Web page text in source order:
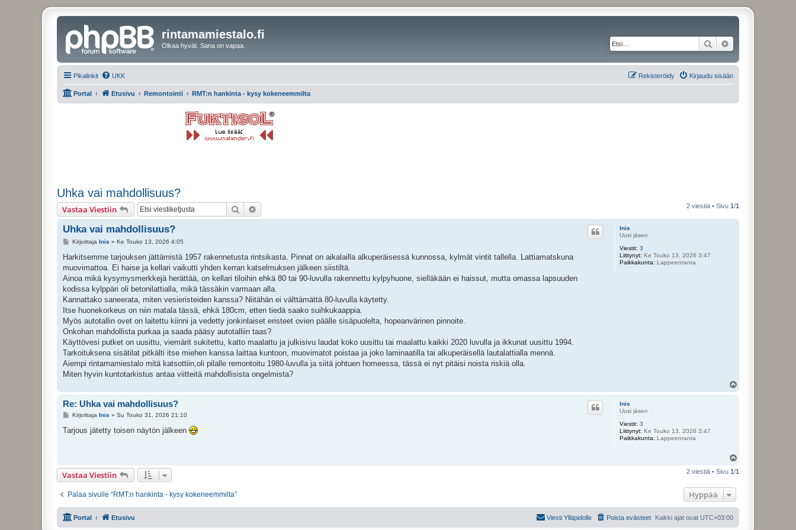
rintamamiestalo.fi
Olkaa hyvät. Sana on vapaa. Etsi
Pikalinkit UKK Kirjaudu sisään
Rekisteröidy
Portal Etusivu Remontointi RMT:n hankinta - kysy kokeneemmilta
Uhka vai mahdollisuus?
Vastaa Viestiin Etsi 2 viestiä • Sivu 1/1
Inis
Uusi jäsen
Viestit: 3
Liittynyt: Ke Touko 13, 2026 3:47
Paikkakunta: Lappeenranta
Uhka vai mahdollisuus?
V
e
t
i
Kirjoittaja Inis » Ke Touko 13, 2026 4:05
Harkitsemme tarjouksen jättämistä 1957 rakennetusta rintsikasta. Pinnat on aikalailla alkuperäisessä kunnossa, kylmät vintit tallella. Lattiamatskuna
muovimattoa. Ei haise ja kellari vaikutti yhden kerran katselmuksen jälkeen siistiltä.
Ainoa mikä kysymysmerkkejä herättää, on kellari tiloihin ehkä 80 tai 90-luvulla rakennettu kylpyhuone, sielläkään ei haissut, mutta omassa lapsuuden
kodissa kylppäri oli betonilattialla, mikä tässäkin varmaan alla.
Kannattako saneerata, miten vesieristeiden kanssa? Niitähän ei välttämättä 80-luvulla käytetty.
Itse huonekorkeus on niin matala tässä, ehkä 180cm, etten tiedä saako suihkukaappia.
Myös autotallin ovet on laitettu kiinni ja vedetty jonkinlaiset eristeet ovien päälle sisäpuolelta, hopeanvärinen pinnoite.
Onkohan mahdollista purkaa ja saada pääsy autotalliin taas?
Käyttövesi putket on uusittu, viemärit sukitettu, katto maalattu ja julkisivu laudat koko uusittu tai maalattu kaikki 2020 luvulla ja ikkunat uusittu 1994.
Tarkoituksena sisätilat pitkälti itse miehen kanssa laittaa kuntoon, muovimatot poistaa ja joko laminaatilla tai alkuperäisellä lautalattialla mennä.
Aiempi rintamamiestalo mitä katsottiin,oli pilalle remontoitu 1980-luvulla ja siitä johtuen homeessa, tässä ei nyt pitäisi noista riskiä olla.
Miten hyvin kuntotarkistus antaa viitteitä mahdollisista ongelmista?
Inis
Uusi jäsen
Viestit: 3
Liittynyt: Ke Touko 13, 2026 3:47
Paikkakunta: Lappeenranta
Re: Uhka vai mahdollisuus?
V
e
Kirjoittaja Inis » Su Touko 31, 2026 21:10
Tarjous jätetty toisen näytön jälkeen
ö
Vastaa Viestiin 2 viestiä • Sivu 1/1
Palaa sivulle “RMT:n hankinta - kysy kokeneemmilta” Hyppää
Portal Etusivu Kaikki ajat ovat UTC+03:00
Poista evästeet
Viesti Ylläpidolle